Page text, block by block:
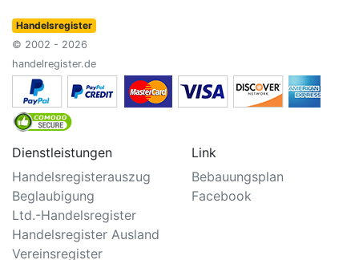
Handelsregister
© 2002 - 2026
handelregister.de
Dienstleistungen
Handelsregisterauszug
Beglaubigung
Ltd.-Handelsregister
Handelsregister Ausland
Vereinsregister
Link
Bebauungsplan
Facebook